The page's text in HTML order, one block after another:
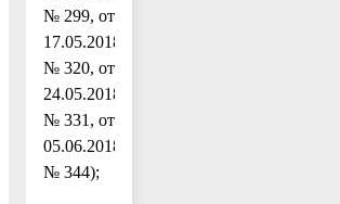
№ 299, от
17.05.2018
№ 320, от
24.05.2018
№ 331, от
05.06.2018
№ 344);